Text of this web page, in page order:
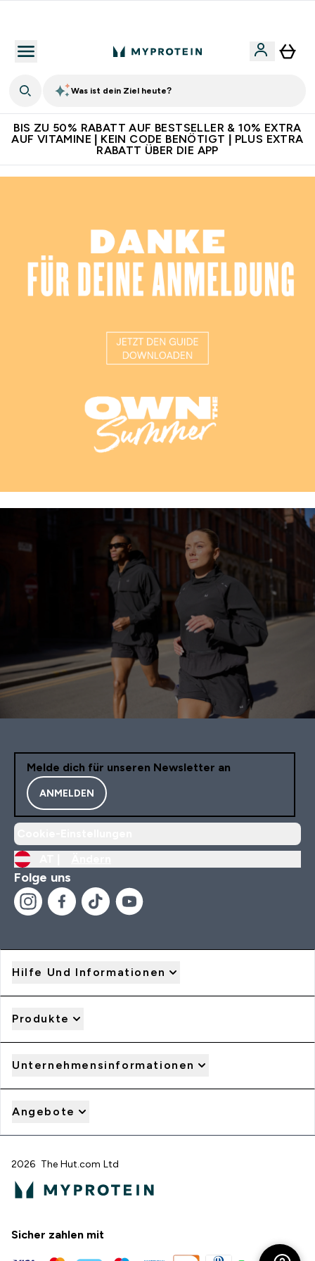
Was ist dein Ziel heute?
BIS ZU 50% RABATT AUF BESTSELLER & 10% EXTRA
AUF VITAMINE | KEIN CODE BENÖTIGT | PLUS EXTRA
RABATT ÜBER DIE APP
Melde dich für unseren Newsletter an
ANMELDEN
Folge uns
Hilfe Und Informationen
Produkte
Unternehmensinformationen
Angebote
2026 The Hut.com Ltd
Sicher zahlen mit